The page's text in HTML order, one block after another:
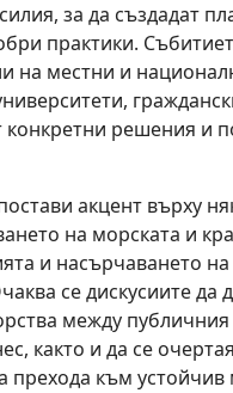
за да създадат
практики.
на местни и
конкретни решения и
акцент върху
на морската и
и насърчаването
се дискусиите да
между
както и да се
прехода към